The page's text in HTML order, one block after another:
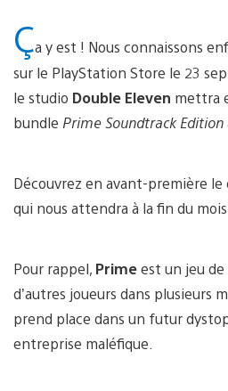
Ça y est ! Nous connaissons
sur le PlayStation Store le 23
le studio Double Eleven mettra
bundle Prime Soundtrack Edition
Découvrez en avant-première
qui nous attendra à la fin du mois.
Pour rappel, Primeest un jeu
d’autres joueurs dans plusieurs
prend place dans un futur
entreprise maléfique.